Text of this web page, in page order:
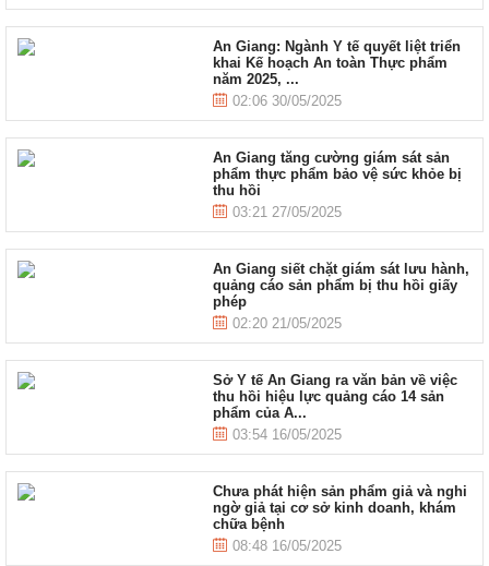
An Giang: Ngành Y tế quyết liệt triển
khai Kế hoạch An toàn Thực phẩm
năm 2025, ...
02:06 30/05/2025
An Giang tăng cường giám sát sản
phẩm thực phẩm bảo vệ sức khỏe bị
thu hồi
03:21 27/05/2025
An Giang siết chặt giám sát lưu hành,
quảng cáo sản phẩm bị thu hồi giấy
phép
02:20 21/05/2025
Sở Y tế An Giang ra văn bản về việc
thu hồi hiệu lực quảng cáo 14 sản
phẩm của A...
03:54 16/05/2025
Chưa phát hiện sản phẩm giả và nghi
ngờ giả tại cơ sở kinh doanh, khám
chữa bệnh
08:48 16/05/2025